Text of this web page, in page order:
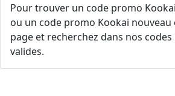
Pour trouver un code promo
ou un code promo Kookai
page et recherchez dans nos
valides.